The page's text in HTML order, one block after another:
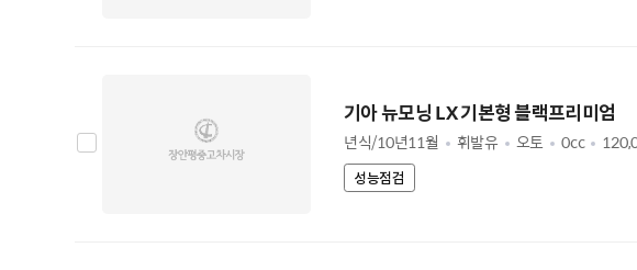
기아 뉴모닝 LX 기본형 블랙프리미엄
년식/10년11월 휘발유 오토 0cc
성능점검